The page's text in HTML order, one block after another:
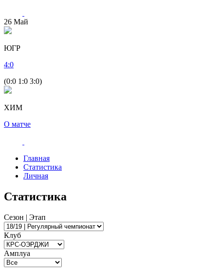
26 Май
ЮГР
4:0
(0:0 1:0 3:0)
ХИМ
О матче
Главная
Статистика
Личная
Статистика
Сезон | Этап
Клуб
Амплуа